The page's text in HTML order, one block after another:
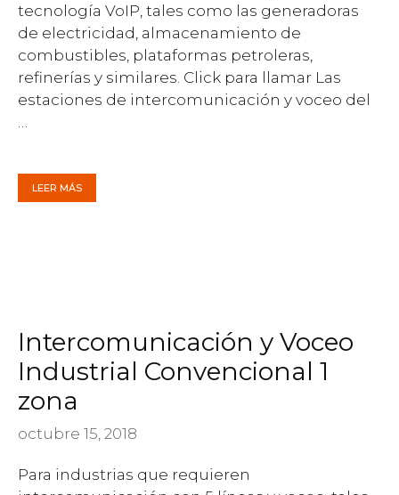
tecnología VoIP, tales como las generadoras
de electricidad, almacenamiento de
combustibles, plataformas petroleras,
refinerías y similares. Click para llamar Las
estaciones de intercomunicación y voceo del
LEER MÁS
Intercomunicación y Voceo
Industrial Convencional 1
zona
octubre 15, 2018
Para industrias que requieren